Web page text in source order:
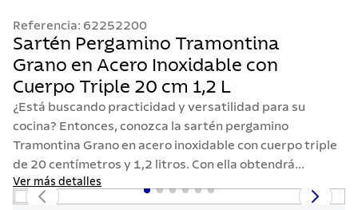
Referencia: 62252200
Sartén Pergamino Tramontina
Grano en Acero Inoxidable con
Cuerpo Triple 20 cm 1,2 L
¿Está buscando practicidad y versatilidad para su
cocina? Entonces, conozca la sartén pergamino
Tramontina Grano en acero inoxidable con cuerpo triple
de 20 centímetros y 1,2 litros. Con ella obtendrá...
Ver más detalles
1 .
cuchillos
2.
cubiertos
3.
sarten
4.
5.
ollas
acero inoxidable
sartenes